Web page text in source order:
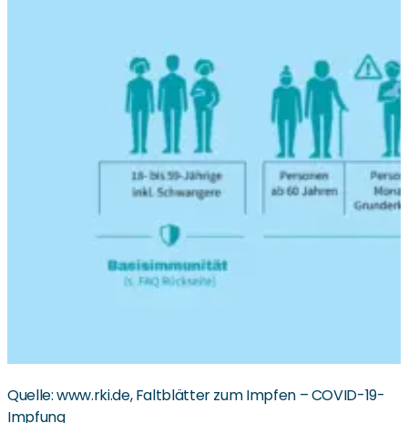
Quelle: www.rki.de, Faltblätter zum Impfen – COVID-19-
Impfung